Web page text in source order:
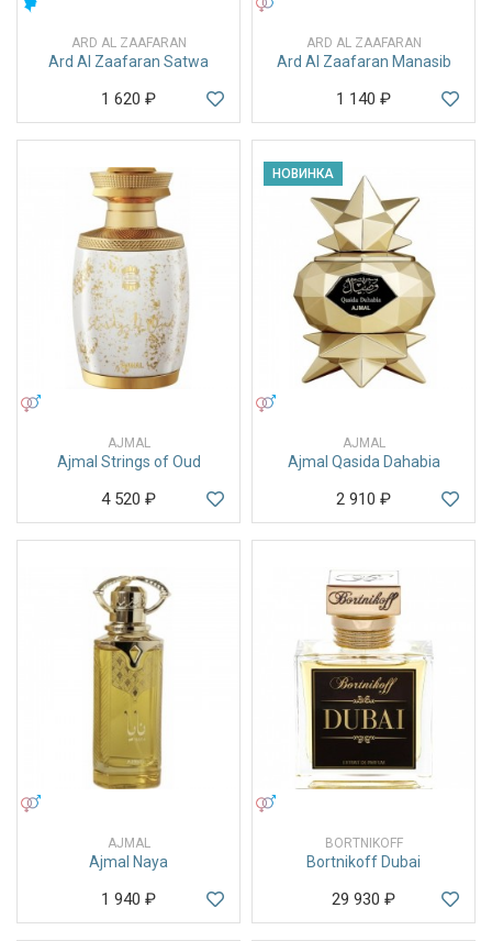
ARD AL ZAAFARAN
Ard Al Zaafaran Satwa
1 620 ₽
ARD AL ZAAFARAN
Ard Al Zaafaran Manasib
1 140 ₽
AJMAL
Ajmal Strings of Oud
4 520 ₽
НОВИНКА
AJMAL
Ajmal Qasida Dahabia
2 910 ₽
AJMAL
Ajmal Naya
1 940 ₽
BORTNIKOFF
Bortnikoff Dubai
29 930 ₽